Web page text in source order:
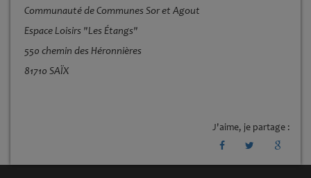
Communauté de Communes Sor et Agout
Espace Loisirs "Les Étangs"
550 chemin des Héronnières
81710 SAÏX
J'aime, je partage :